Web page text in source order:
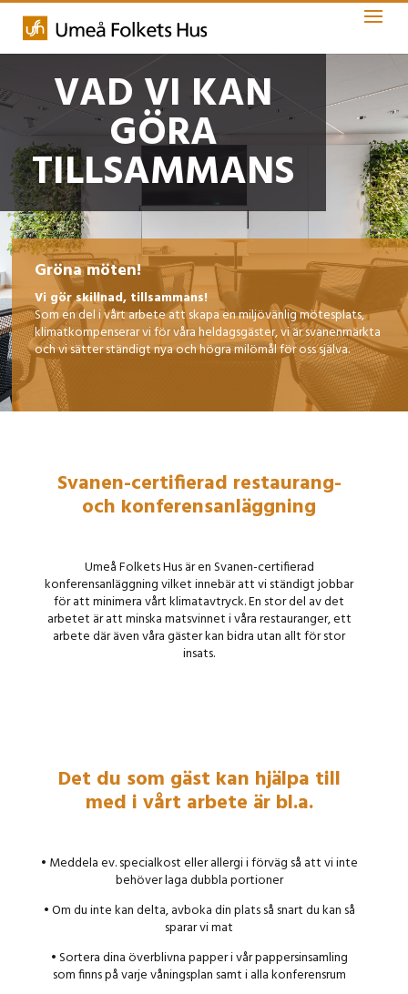
VAD VI KAN
GÖRA
TILLSAMMANS
Gröna möten!
Vi gör skillnad, tillsammans!
Som en del i vårt arbete att skapa en miljövänlig mötesplats,
klimatkompenserar vi för våra heldagsgäster, vi är svanenmärkta
och vi sätter ständigt nya och högra milömål för oss själva.
Svanen-certifierad restaurang-
och konferensanläggning
Umeå Folkets Hus är en Svanen-certifierad
konferensanläggning vilket innebär att vi ständigt jobbar
för att minimera vårt klimatavtryck. En stor del av det
arbetet är att minska matsvinnet i våra restauranger, ett
arbete där även våra gäster kan bidra utan allt för stor
insats.
Det du som gäst kan hjälpa till
med i vårt arbete är bl.a.
• Meddela ev. specialkost eller allergi i förväg så att vi inte
behöver laga dubbla portioner
• Om du inte kan delta, avboka din plats så snart du kan så
sparar vi mat
• Sortera dina överblivna papper i vår pappersinsamling
som finns på varje våningsplan samt i alla konferensrum